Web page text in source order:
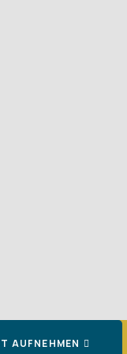
AUFNEHMEN